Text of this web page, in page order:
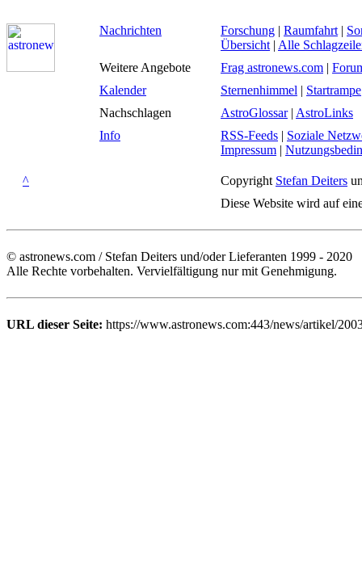
Nachrichten Forschung | Raumfahrt |
Übersicht | Alle
Weitere Angebote
Frag astronews.com |
Kalender
Sternenhimmel | Startrampe
Nachschlagen
AstroGlossar| AstroLinks
Info
RSS-Feeds | Soziale
Impressum |
^ Copyright Stefan Deiters
Diese Website wird auf
© astronews.com / Stefan Deiters und/oder Lieferanten 1999 - 2020
Alle Rechte vorbehalten. Vervielfältigung nur mit Genehmigung.
URL dieser Seite: https://www.astronews.com:443/news/artikel/